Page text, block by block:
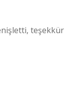
teşekkür